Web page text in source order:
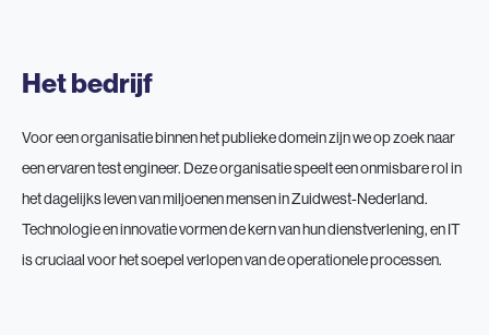
Het bedrijf
Voor een organisatie binnen het publieke domein zijn we op zoek naar
een ervaren test engineer. Deze organisatie speelt een onmisbare rol in
het dagelijks leven van miljoenen mensen in Zuidwest-Nederland.
Technologie en innovatie vormen de kern van hun dienstverlening, en IT
is cruciaal voor het soepel verlopen van de operationele processen.